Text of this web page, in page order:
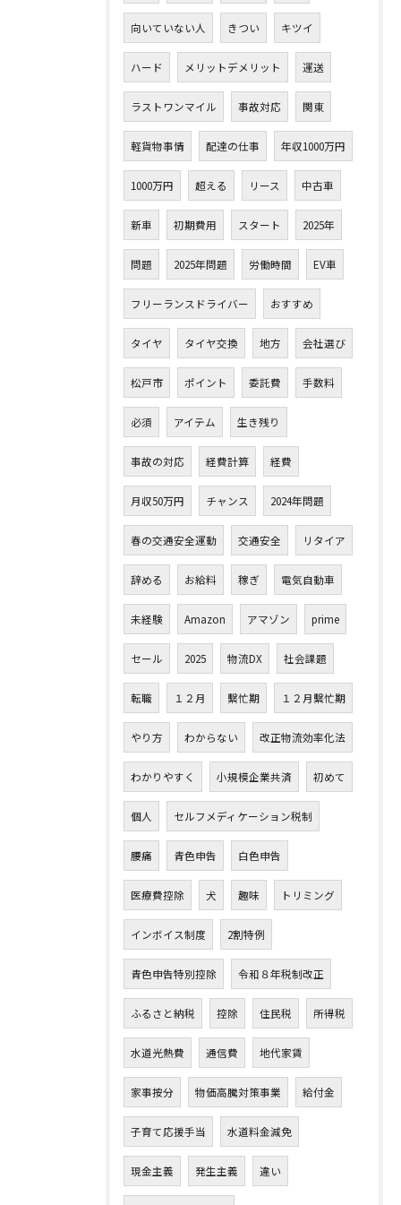
向いていない人 きつい キツイ
ハード メリットデメリット 運送
ラストワンマイル 事故対応 関東
軽貨物事情 配達の仕事 年収1000万円
1000万円 超える リース 中古車
新車 初期費用 スタート 2025年
問題 2025年問題 労働時間 EV車
フリーランスドライバー おすすめ
タイヤ タイヤ交換 地方 会社選び
松戸市 ポイント 委託費 手数料
必須 アイテム 生き残り
事故の対応 経費計算 経費
月収50万円 チャンス 2024年問題
春の交通安全運動 交通安全 リタイア
辞める お給料 稼ぎ 電気自動車
未経験 Amazon アマゾン prime
セール 2025 物流DX 社会課題
転職 １２月 繫忙期 １２月繫忙期
やり方 わからない 改正物流効率化法
わかりやすく 小規模企業共済 初めて
個人 セルフメディケーション税制
腰痛 青色申告 白色申告
医療費控除 犬 趣味 トリミング
インボイス制度 2割特例
青色申告特別控除 令和８年税制改正
ふるさと納税 控除 住民税 所得税
水道光熱費 通信費 地代家賃
家事按分 物価高騰対策事業 給付金
子育て応援手当 水道料金減免
現金主義 発生主義 違い